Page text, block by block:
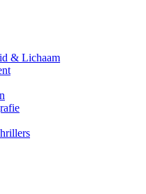
& Lichaam